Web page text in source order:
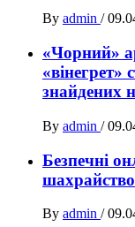
By admin /
«Чорний»
«вінегрет»
знайдених
By admin /
Безпечні
шахрайство
By admin /